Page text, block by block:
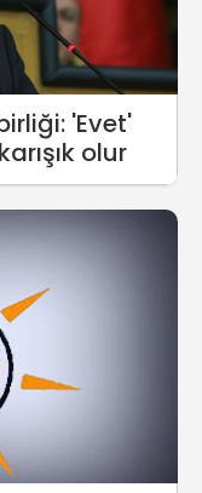
'Evet'
olur